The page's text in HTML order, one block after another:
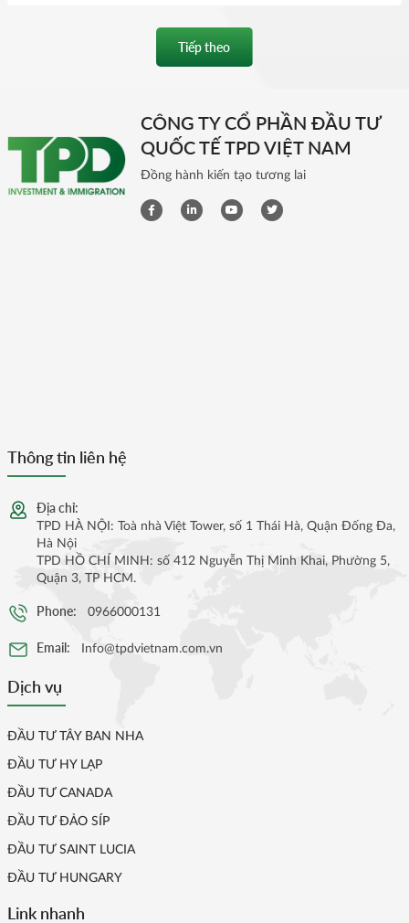
Tiếp theo
CÔNG TY CỔ PHẦN ĐẦU TƯ
QUỐC TẾ TPD VIỆT NAM
Đồng hành kiến tạo tương lai
Thông tin liên hệ
Địa chỉ:
TPD HÀ NỘI: Toà nhà Việt Tower, số 1 Thái Hà, Quận Đống Đa,
Hà Nội
TPD HỒ CHÍ MINH: số 412 Nguyễn Thị Minh Khai, Phường 5,
Quận 3, TP HCM.
Phone: 0966000131
Email: Info@tpdvietnam.com.vn
Dịch vụ
ĐẦU TƯ TÂY BAN NHA
ĐẦU TƯ HY LẠP
ĐẦU TƯ CANADA
ĐẦU TƯ ĐẢO SÍP
ĐẦU TƯ SAINT LUCIA
ĐẦU TƯ HUNGARY
Link nhanh